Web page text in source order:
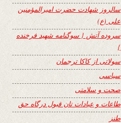
سالروز شهادت حضرت امیرالمؤمنین
علی (ع)
سروده آتش { سوگنامه شهید فرخنده
}
سولاتی از کاکا ترجمان
سیاسی
صحت و سلامتی
طاعات و عبادات تان قبول درگاه حق
طنز